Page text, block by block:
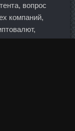
вопрос
компаний,
контролем